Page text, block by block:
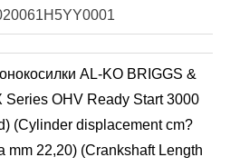
AL-KO BRIGGS &
Series OHV Ready Start 3000
(Cylinder displacement cm?
mm 22,20) (Crankshaft Length